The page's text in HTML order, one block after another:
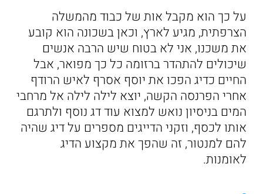
על כך הוא מקבל אות של כבוד מהמשלה
הצרפתית, מגיע לארץ, וכאן בשכונה הוא קובע
את משכנו, אני לא בטוח שיש הרבה אנשים
שיכולים להתהדר ברזומה כל כך מפואר, אבל
החיים כדיג הפכו את יוסף אסרף לאיש הרודף
אחרי הפרנסה הקשה, יוצא לילה לילה אל מרחבי
המים בניסיון נואש למצוא עוד דג נוסף ולתרגם
אותו לכסף, וזקני הדייגים מספרים על דיג שהיה
להם למנטור, זה שהפך את מקצוע הדיג
לאומנות.